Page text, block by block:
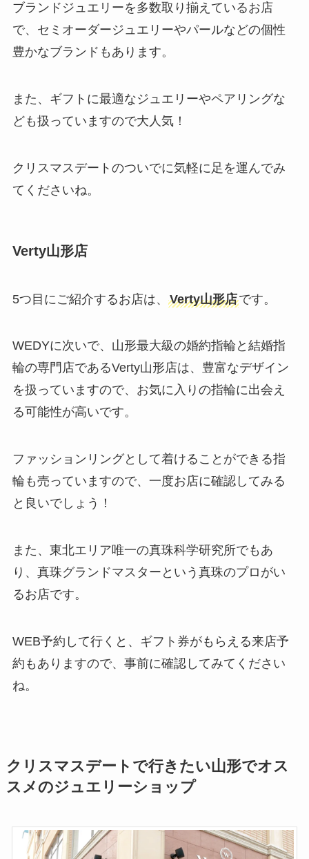
ブランドジュエリーを多数取り揃えているお店
で、セミオーダージュエリーやパールなどの個性
豊かなブランドもあります。
また、ギフトに最適なジュエリーやペアリングな
ども扱っていますので大人気！
クリスマスデートのついでに気軽に足を運んでみ
てくださいね。
Verty山形店
5つ目にご紹介するお店は、 Verty山形店です。
WEDYに次いで、山形最大級の婚約指輪と結婚指
輪の専門店であるVerty山形店は、豊富なデザイン
を扱っていますので、お気に入りの指輪に出会え
る可能性が高いです。
ファッションリングとして着けることができる指
輪も売っていますので、一度お店に確認してみる
と良いでしょう！
また、東北エリア唯一の真珠科学研究所でもあ
り、真珠グランドマスターという真珠のプロがい
るお店です。
WEB予約して行くと、ギフト券がもらえる来店予
約もありますので、事前に確認してみてください
ね。
クリスマスデートで行きたい山形でオス
スメのジュエリーショップ